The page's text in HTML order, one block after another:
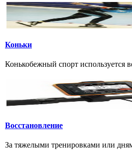
Коньки
Конькобежный спорт используется
Восстановление
За тяжелыми тренировками или